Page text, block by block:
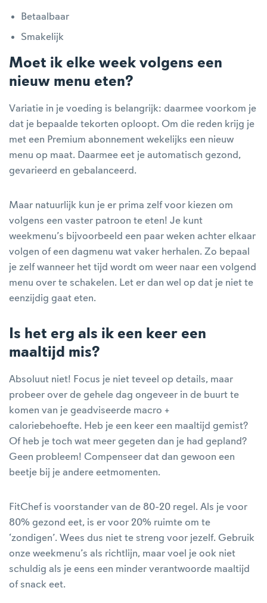
Betaalbaar
Smakelijk
Moet ik elke week volgens een
nieuw menu eten?
Variatie in je voeding is belangrijk: daarmee voorkom je
dat je bepaalde tekorten oploopt. Om die reden krijg je
met een Premium abonnement wekelijks een nieuw
menu op maat. Daarmee eet je automatisch gezond,
gevarieerd en gebalanceerd.
Maar natuurlijk kun je er prima zelf voor kiezen om
volgens een vaster patroon te eten! Je kunt
weekmenu’s bijvoorbeeld een paar weken achter elkaar
volgen of een dagmenu wat vaker herhalen. Zo bepaal
je zelf wanneer het tijd wordt om weer naar een volgend
menu over te schakelen. Let er dan wel op dat je niet te
eenzijdig gaat eten.
Is het erg als ik een keer een
maaltijd mis?
Absoluut niet! Focus je niet teveel op details, maar
probeer over de gehele dag ongeveer in de buurt te
komen van je geadviseerde macro +
caloriebehoefte. Heb je een keer een maaltijd gemist?
Of heb je toch wat meer gegeten dan je had gepland?
Geen probleem! Compenseer dat dan gewoon een
beetje bij je andere eetmomenten.
FitChef is voorstander van de 80-20 regel. Als je voor
80% gezond eet, is er voor 20% ruimte om te
‘zondigen’. Wees dus niet te streng voor jezelf. Gebruik
onze weekmenu’s als richtlijn, maar voel je ook niet
schuldig als je eens een minder verantwoorde maaltijd
of snack eet.